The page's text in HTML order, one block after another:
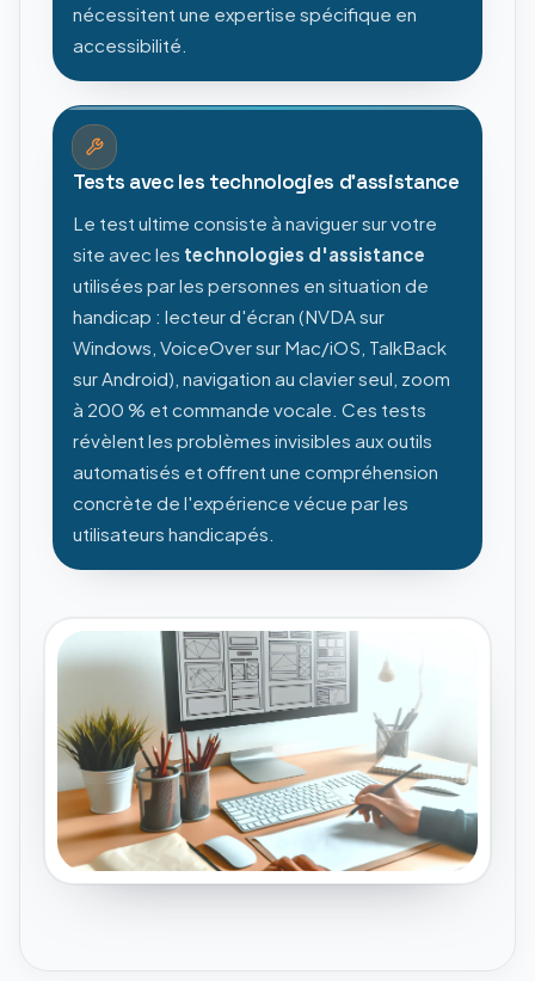
nécessitent une expertise spécifique en
accessibilité.
Tests avec les technologies d'assistance
Le test ultime consiste à naviguer sur votre
site avec les technologies d'assistance
utilisées par les personnes en situation de
handicap : lecteur d'écran (NVDA sur
Windows, VoiceOver sur Mac/iOS, TalkBack
sur Android), navigation au clavier seul, zoom
à 200 % et commande vocale. Ces tests
révèlent les problèmes invisibles aux outils
automatisés et offrent une compréhension
concrète de l'expérience vécue par les
utilisateurs handicapés.